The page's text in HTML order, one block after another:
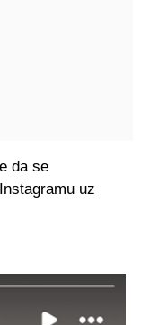
da se
uz